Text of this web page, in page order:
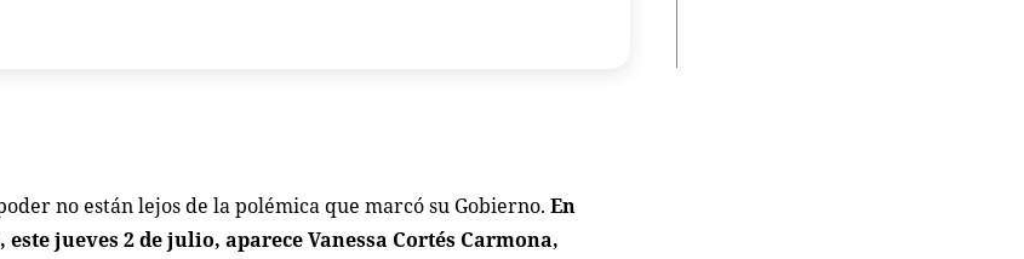
no están lejos de la polémica que marcó su Gobierno.En
jueves 2 de julio, aparece Vanessa Cortés Carmona,